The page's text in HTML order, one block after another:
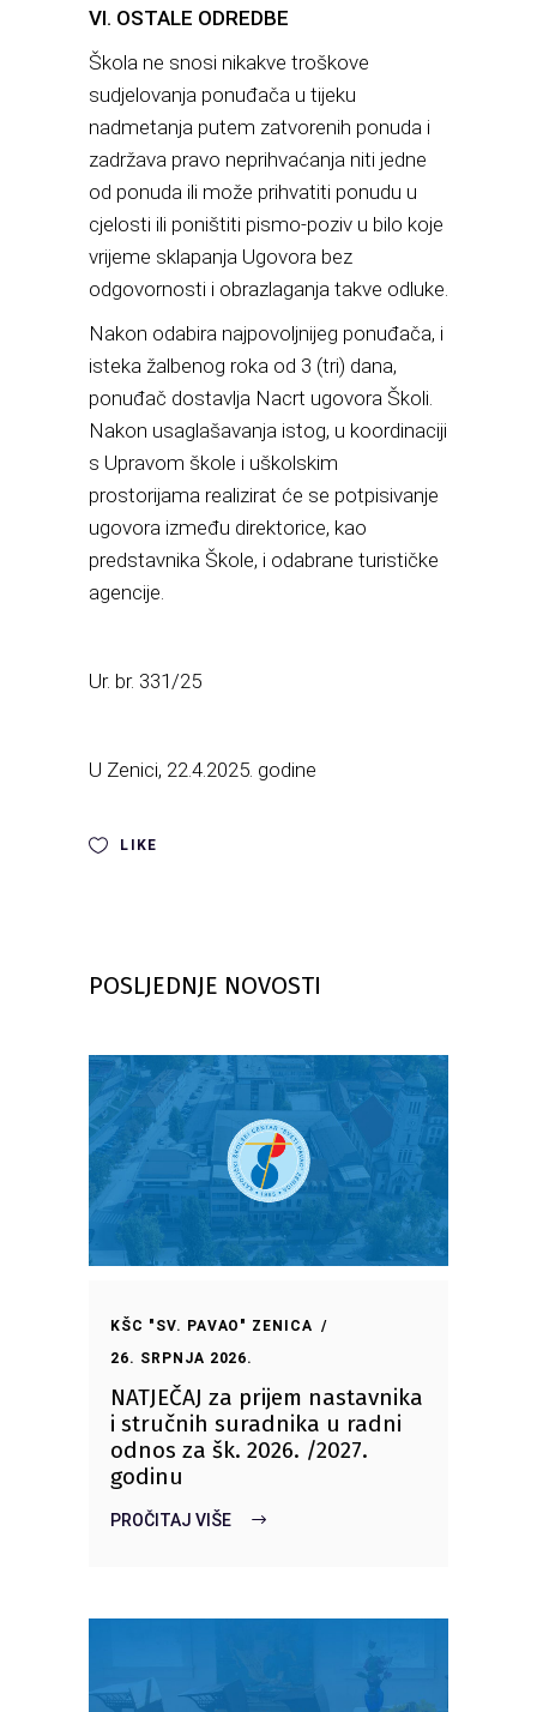
VI. OSTALE ODREDBE
Škola ne snosi nikakve troškove
sudjelovanja ponuđača u tijeku
nadmetanja putem zatvorenih ponuda i
zadržava pravo neprihvaćanja niti jedne
od ponuda ili može prihvatiti ponudu u
cjelosti ili poništiti pismo-poziv u bilo koje
vrijeme sklapanja Ugovora bez
odgovornosti i obrazlaganja takve odluke.
Nakon odabira najpovoljnijeg ponuđača, i
isteka žalbenog roka od 3 (tri) dana,
ponuđač dostavlja Nacrt ugovora Školi.
Nakon usaglašavanja istog, u koordinaciji
s Upravom škole i uškolskim
prostorijama realizirat će se potpisivanje
ugovora između direktorice, kao
predstavnika Škole, i odabrane turističke
agencije.
Ur. br. 331/25
U Zenici, 22.4.2025. godine
LIKE
POSLJEDNJE NOVOSTI
KŠC "SV. PAVAO" ZENICA
26. SRPNJA 2026.
NATJEČAJ za prijem nastavnika
i stručnih suradnika u radni
odnos za šk. 2026. /2027.
godinu
PROČITAJ VIŠE